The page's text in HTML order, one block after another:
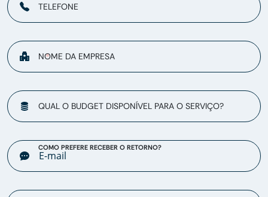
TELEFONE
NOME DA EMPRESA
QUAL O BUDGET DISPONÍVEL PARA O SERVIÇO?
COMO PREFERE RECEBER O RETORNO?